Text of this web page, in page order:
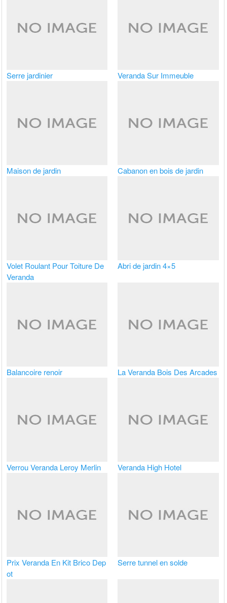
Serre jardinier Veranda Sur Immeuble
Maison de jardin Cabanon en bois de jardin
Volet Roulant Pour Toiture De
Veranda
Abri de jardin 4×5
Balancoire renoir La Veranda Bois Des Arcades
Verrou Veranda Leroy Merlin Veranda High Hotel
Prix Veranda En Kit Brico Dep
ot
Serre tunnel en solde